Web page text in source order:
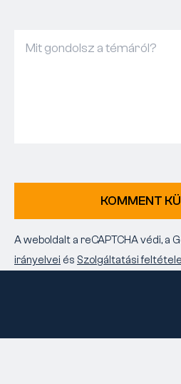
KOMMENT
A weboldalt a reCAPTCHA védi, a
irányelvei és Szolgáltatási